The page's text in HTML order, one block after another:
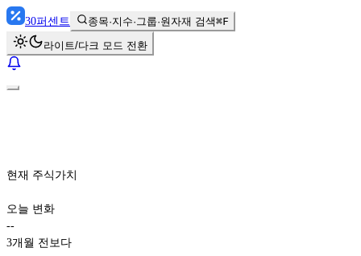
30퍼센트 종목·지수·그룹·원자재 검색⌘F
라이트/다크 모드 전환
현재 주식가치
오늘 변화
--
3개월 전보다